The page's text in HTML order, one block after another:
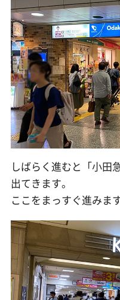
しばらく進むと「小田
出てきます。
ここをまっすぐ進みます